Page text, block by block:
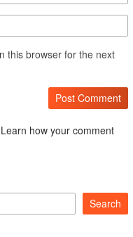
this browser for the next
Learn how your comment
Search